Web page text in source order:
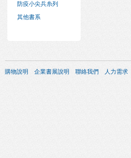
防疫小尖兵糸列
其他書系
購物說明 企業書展說明 聯絡我們 人力需求